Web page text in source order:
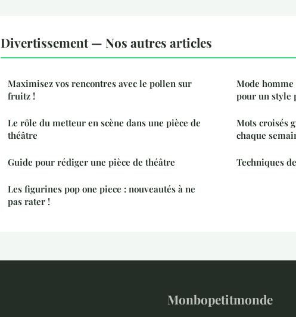
Divertissement — Nos autres articles
Maximisez vos rencontres avec le pollen sur
fruitz !
Le rôle du metteur en scène dans une pièce de
théâtre
Guide pour rédiger une pièce de théâtre
Les figurines pop one piece : nouveautés à ne
pas rater !
Mode homme
pour un style
Mots croisés
chaque
Techniques
Monbopetitmonde